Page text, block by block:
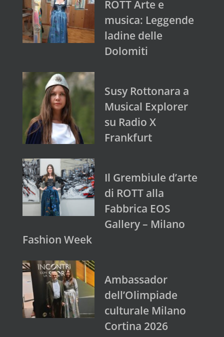
ROTT Arte e
musica: Leggende
ladine delle
Dolomiti
Susy Rottonara a
Musical Explorer
su Radio X
Frankfurt
Il Grembiule d’arte
di ROTT alla
Fabbrica EOS
Gallery – Milano
Fashion Week
Ambassador
dell’Olimpiade
culturale Milano
Cortina 2026